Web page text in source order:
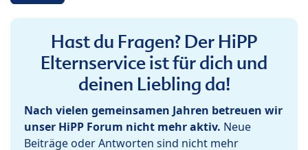
Hast du Fragen? Der HiPP
Elternservice ist für dich und
deinen Liebling da!
Nach vielen gemeinsamen Jahren betreuen wir
unser HiPP Forum nicht mehr aktiv. Neue
Beiträge oder Antworten sind nicht mehr